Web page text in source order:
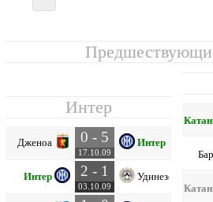
Интер
Дженоа 0 - 5
17.10.09
Интер
Интер 2 - 1
03.10.09
Удинезе